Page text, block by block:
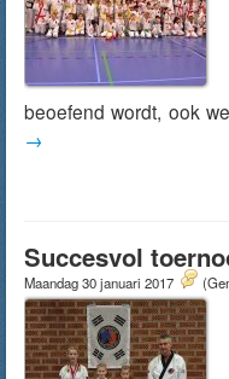
beoefend wordt, ook
→
Succesvol
Maandag 30 januari 2017